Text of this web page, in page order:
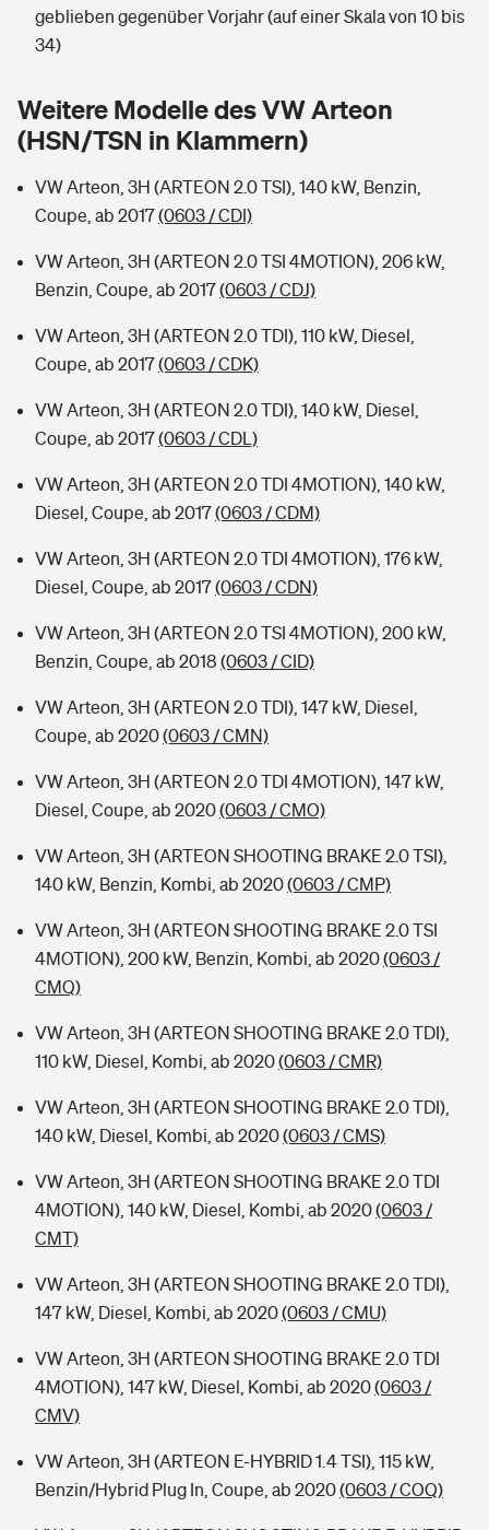
Tools
Hochwasser-Check: Wie gefährdet ist Ihr Haus?
Sie haben Fragen?
Handyversicherung
Private Cyberversicherung
Zur Übersicht
Kinderunfall-Check: Mehr Sicherheit für deine Kids
Typklassen: So ist Ihr Auto eingestuft
Sie haben Fragen?
Wer versichert was: Jetzt Versicherer finden
Rentenrechner: Wie viel Geld bekomme ich im Alter?
geblieben gegenüber Vorjahr (auf einer Skala von 10 bis
34)
Weitere Modelle des VW Arteon
(HSN/TSN in Klammern)
VW Arteon, 3H (ARTEON 2.0 TSI), 140 kW, Benzin,
Coupe, ab 2017(0603 / CDI)
VW Arteon, 3H (ARTEON 2.0 TSI 4MOTION), 206 kW,
Benzin, Coupe, ab 2017(0603 / CDJ)
VW Arteon, 3H (ARTEON 2.0 TDI), 110 kW, Diesel,
Coupe, ab 2017(0603 / CDK)
VW Arteon, 3H (ARTEON 2.0 TDI), 140 kW, Diesel,
Coupe, ab 2017(0603 / CDL)
VW Arteon, 3H (ARTEON 2.0 TDI 4MOTION), 140 kW,
Diesel, Coupe, ab 2017(0603 / CDM)
VW Arteon, 3H (ARTEON 2.0 TDI 4MOTION), 176 kW,
Diesel, Coupe, ab 2017(0603 / CDN)
VW Arteon, 3H (ARTEON 2.0 TSI 4MOTION), 200 kW,
Benzin, Coupe, ab 2018 (0603 / CID)
VW Arteon, 3H (ARTEON 2.0 TDI), 147 kW, Diesel,
Coupe, ab 2020(0603 / CMN)
VW Arteon, 3H (ARTEON 2.0 TDI 4MOTION), 147 kW,
Diesel, Coupe, ab 2020(0603 / CMO)
VW Arteon, 3H (ARTEON SHOOTING BRAKE 2.0 TSI),
140 kW, Benzin, Kombi, ab 2020(0603 / CMP)
VW Arteon, 3H (ARTEON SHOOTING BRAKE 2.0 TSI
4MOTION), 200 kW, Benzin, Kombi, ab 2020(0603 /
CMQ)
VW Arteon, 3H (ARTEON SHOOTING BRAKE 2.0 TDI),
110 kW, Diesel, Kombi, ab 2020(0603 / CMR)
VW Arteon, 3H (ARTEON SHOOTING BRAKE 2.0 TDI),
140 kW, Diesel, Kombi, ab 2020(0603 / CMS)
VW Arteon, 3H (ARTEON SHOOTING BRAKE 2.0 TDI
4MOTION), 140 kW, Diesel, Kombi, ab 2020(0603 /
CMT)
VW Arteon, 3H (ARTEON SHOOTING BRAKE 2.0 TDI),
147 kW, Diesel, Kombi, ab 2020(0603 / CMU)
VW Arteon, 3H (ARTEON SHOOTING BRAKE 2.0 TDI
4MOTION), 147 kW, Diesel, Kombi, ab 2020(0603 /
CMV)
VW Arteon, 3H (ARTEON E-HYBRID 1.4 TSI), 115 kW,
Benzin/Hybrid Plug In, Coupe, ab 2020(0603 / COQ)